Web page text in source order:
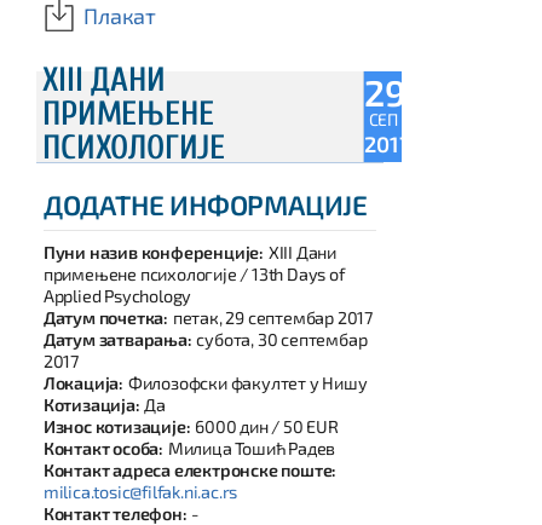
Плакат
XIII ДАНИ
ПРИМЕЊЕНЕ
ПСИХОЛОГИЈЕ
29
СЕП
2017
ДОДАТНЕ ИНФОРМАЦИЈЕ
Пуни назив конференције: XIII Дани
примењене психологије / 13th Days of
Applied Psychology
Датум почетка: петак, 29 септембар 2017
Датум затварања: субота, 30 септембар
2017
Локација: Филозофски факултет у Нишу
Котизација: Да
Износ котизације: 6000 дин / 50 EUR
Контакт особа: Милица Тошић Радев
Контакт адреса електронске поште:
milica.tosic@filfak.ni.ac.rs
Контакт телефон: -